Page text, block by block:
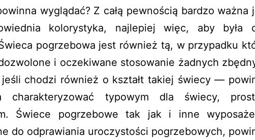
wyglądać? Z całą pewnością bardzo ważna
kolorystyka, najlepiej więc, aby była
pogrzebowa jest również tą, w przypadku
i oczekiwane stosowanie żadnych
chodzi również o kształt takiej świecy —
charakteryzować typowym dla świecy,
Świece pogrzebowe tak jak i inne
do odprawiania uroczystości pogrzebowych,